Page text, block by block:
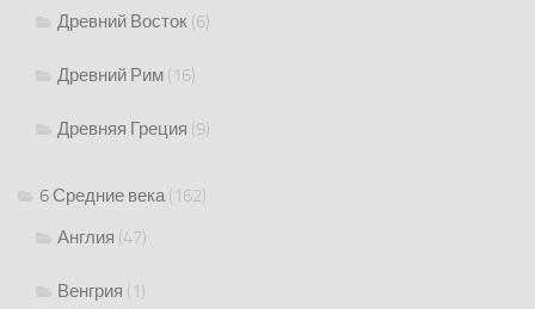
Древний Восток (6)
Древний Рим (16)
Древняя Греция (9)
6 Средние века(162)
Англия (47)
Венгрия (1)